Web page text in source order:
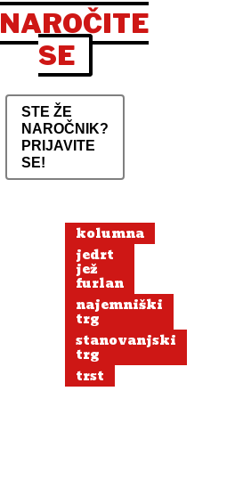
NAROČITE
SE
STE ŽE
NAROČNIK?
PRIJAVITE
SE!
kolumna
jedrt
jež
furlan
najemniški
trg
stanovanjski
trg
trst